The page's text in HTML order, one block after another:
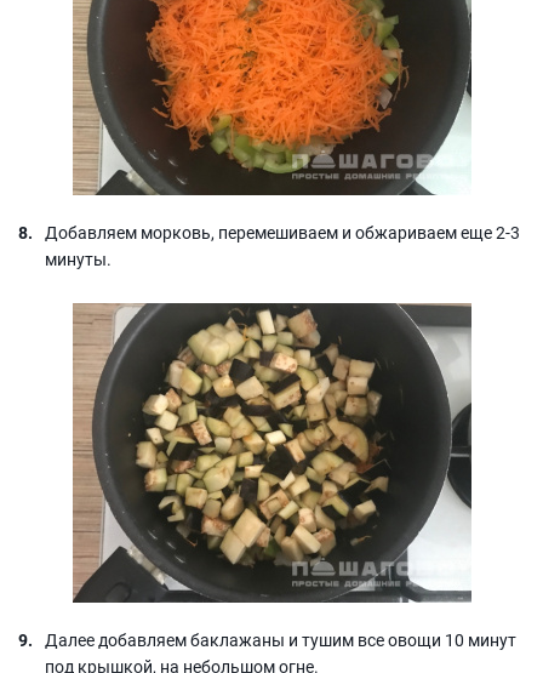
Добавляем морковь, перемешиваем и обжариваем еще 2-3
минуты.
Далее добавляем баклажаны и тушим все овощи 10 минут
под крышкой, на небольшом огне.